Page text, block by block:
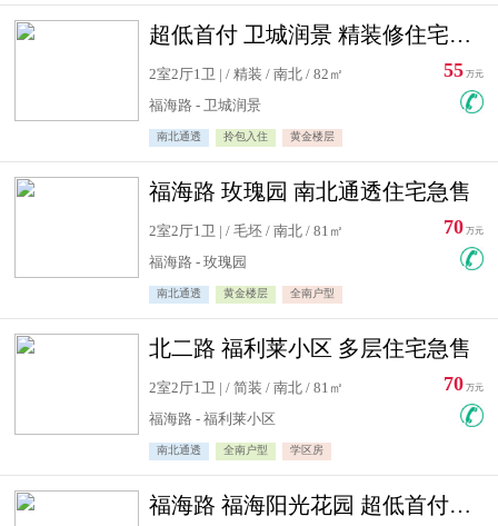
超低首付 卫城润景 精装修住宅急售 可公积金贷款
2室2厅1卫 | / 精装 / 南北 / 82㎡
福海路 - 卫城润景
南北通透 拎包入住 黄金楼层
55 万元
福海路 玫瑰园 南北通透住宅急售
2室2厅1卫 | / 毛坯 / 南北 / 81㎡
福海路 - 玫瑰园
南北通透 黄金楼层 全南户型
70 万元
北二路 福利莱小区 多层住宅急售
2室2厅1卫 | / 简装 / 南北 / 81㎡
福海路 - 福利莱小区
南北通透 全南户型 学区房
70 万元
福海路 福海阳光花园 超低首付住宅急售